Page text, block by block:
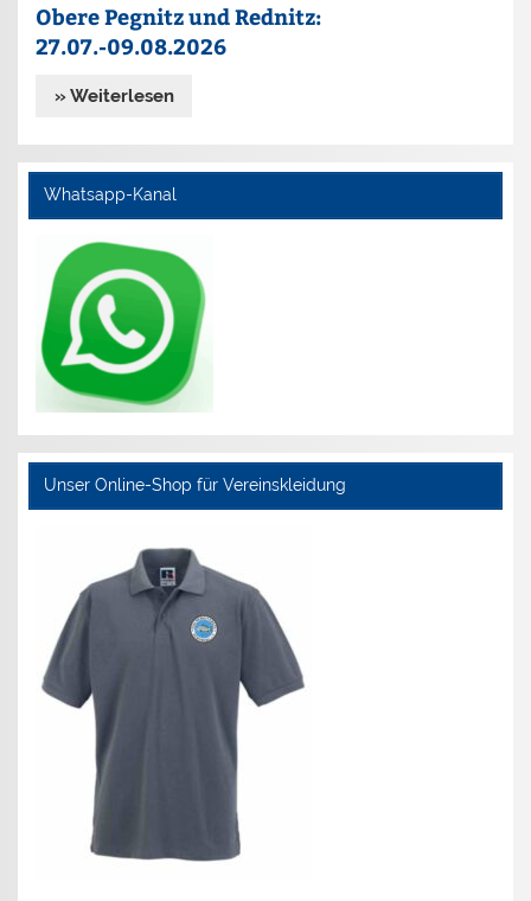
Obere Pegnitz und Rednitz:
27.07.-09.08.2026
» Weiterlesen
Whatsapp-Kanal
Unser Online-Shop für Vereinskleidung